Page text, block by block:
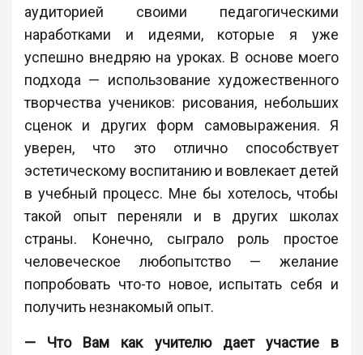
аудиторией своими педагогическими
наработками и идеями, которые я уже
успешно внедряю на уроках. В основе моего
подхода — использование художественного
творчества учеников: рисования, небольших
сценок и других форм самовыражения. Я
уверен, что это отлично способствует
эстетическому воспитанию и вовлекает детей
в учебный процесс. Мне бы хотелось, чтобы
такой опыт переняли и в других школах
страны. Конечно, сыграло роль простое
человеческое любопытство — желание
попробовать что-то новое, испытать себя и
получить незнакомый опыт.
— Что Вам как учителю дает участие в